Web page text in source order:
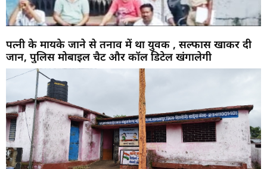
पत्नी के मायके जाने से तनाव में था युवक , सल्फास खाकर दी
जान, पुलिस मोबाइल चैट और कॉल डिटेल खंगालेगी